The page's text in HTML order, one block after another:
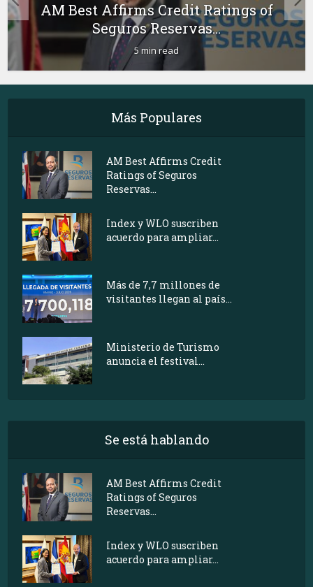
AM Best Affirms Credit Ratings of
Seguros Reservas...
5 min read
Más Populares
AM Best Affirms Credit
Ratings of Seguros
Reservas...
Index y WLO suscriben
acuerdo para ampliar...
Más de 7,7 millones de
visitantes llegan al país...
Ministerio de Turismo
anuncia el festival...
Se está hablando
AM Best Affirms Credit
Ratings of Seguros
Reservas...
Index y WLO suscriben
acuerdo para ampliar...